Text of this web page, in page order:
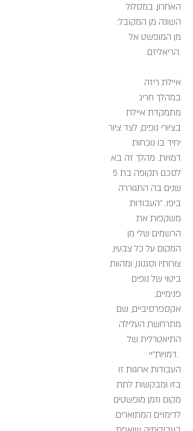
האחרון, במסלול
השונה מן המקובל:
מן המופשט אל
הריאליזם.
איילת ריזה
במהלך חריג
מתמקדת איילת
בציורי נופים, לצד ציור
יחיד בו נוכחות
דמויות. מהלך זה בא
לסכם תקופה בת 5
שנים בה התגוררה
ביפו. "העבודות
משקפות את
הרשמים שלי מן
המקום על כל צבעיו,
צורותיו וסגנונו, ומהוות
ביטוי של נופים
פנימיים,
אקספרסיביים, שם
מתרחשת העלילה
התיאטרלית של
דמויות"יי.
העבודות ארוגות זו
בזו ומבקשות לתת
מקום וזמן מופשטים
לדימויים המתוארים.